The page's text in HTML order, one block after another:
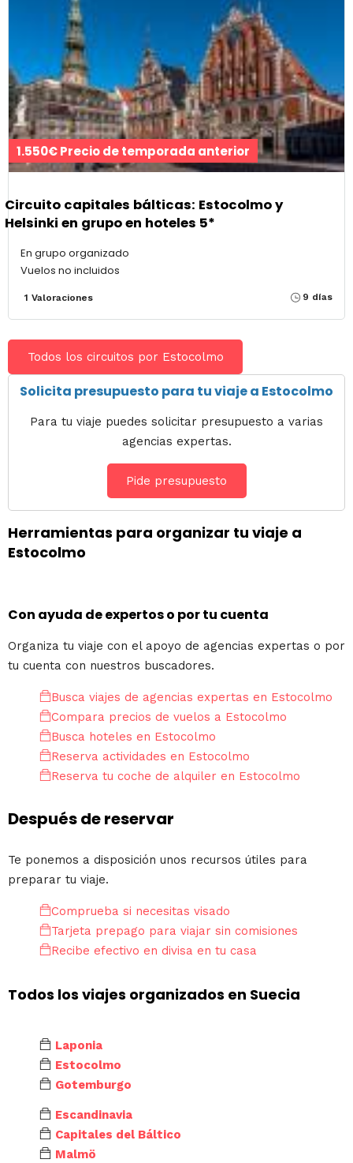
1.550€ Precio de temporada anterior
Circuito capitales bálticas: Estocolmo y
Helsinki en grupo en hoteles 5*
En grupo organizado
Vuelos no incluidos
1 Valoraciones 9 días
Todos los circuitos por Estocolmo
Solicita presupuesto para tu viaje a Estocolmo
Para tu viaje puedes solicitar presupuesto a varias
agencias expertas.
Pide presupuesto
Herramientas para organizar tu viaje a
Estocolmo
Con ayuda de expertos o por tu cuenta
Organiza tu viaje con el apoyo de agencias expertas o por
tu cuenta con nuestros buscadores.
Busca viajes de agencias expertas en Estocolmo
Compara precios de vuelos a Estocolmo
Busca hoteles en Estocolmo
Reserva actividades en Estocolmo
Reserva tu coche de alquiler en Estocolmo
Después de reservar
Te ponemos a disposición unos recursos útiles para
preparar tu viaje.
Comprueba si necesitas visado
Tarjeta prepago para viajar sin comisiones
Recibe efectivo en divisa en tu casa
Todos los viajes organizados en Suecia
Laponia
Estocolmo
Gotemburgo
Escandinavia
Capitales del Báltico
Malmö